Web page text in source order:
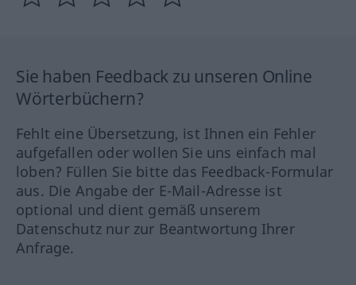
Sie haben Feedback zu unseren Online
Wörterbüchern?
Fehlt eine Übersetzung, ist Ihnen ein Fehler
aufgefallen oder wollen Sie uns einfach mal
loben? Füllen Sie bitte das Feedback-Formular
aus. Die Angabe der E-Mail-Adresse ist
optional und dient gemäß unserem
Datenschutz nur zur Beantwortung Ihrer
Anfrage.